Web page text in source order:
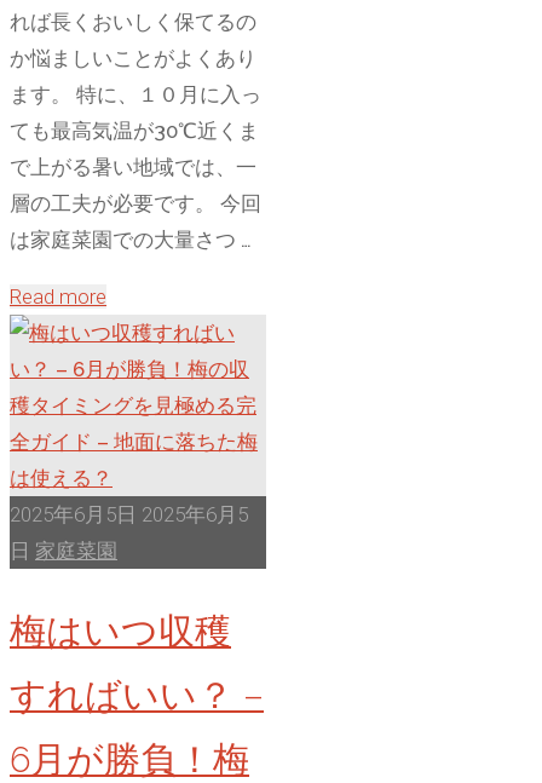
れば長くおいしく保てるの
か悩ましいことがよくあり
ます。 特に、１０月に入っ
ても最高気温が30℃近くま
で上がる暑い地域では、一
層の工夫が必要です。 今回
は家庭菜園での大量さつ …
Read more
庭
菜
園
で
大
量
収
し
さ
ま
2025年6月5日 2025年6月5
日 家庭菜園
梅はいつ収穫
すればいい？ –
6月が勝負！梅